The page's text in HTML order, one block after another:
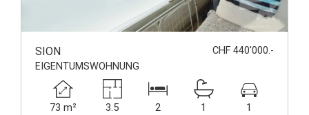
SION
CHF 440'000.-
EIGENTUMSWOHNUNG
73 m² 3.5 2 1 1